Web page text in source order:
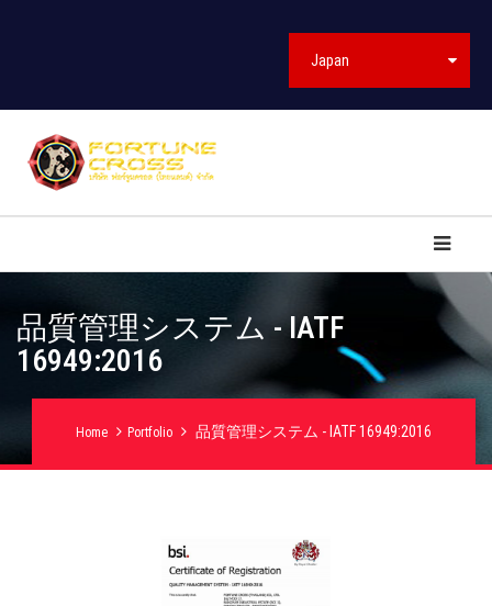
Japan
品質管理システム - IATF
16949:2016
Home Portfolio 品質管理システム - IATF 16949:2016